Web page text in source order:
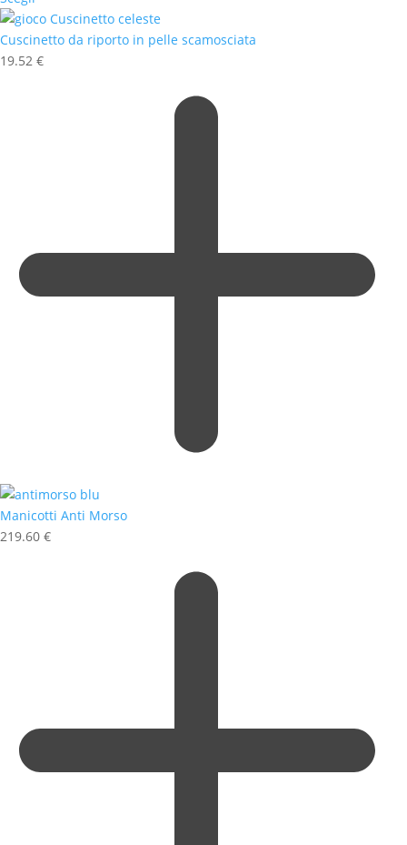
Cuscinetto da riporto in pelle scamosciata
19.52 €
Manicotti Anti Morso
219.60 €